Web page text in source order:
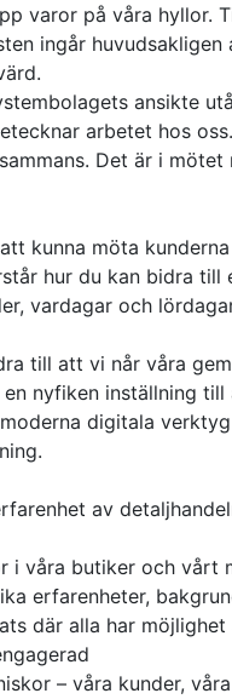
varor på våra hyllor.
ingår
ansikte
arbetet hos
Det är i
kunna möta
hur du kan bidra till
vardagar och
till att vi når våra
nyfiken inställning
digitala
av
i våra butiker och vårt
erfarenheter,
där alla har
– våra kunder,